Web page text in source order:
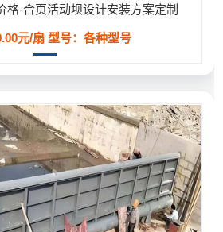
格-合页活动坝设计安装方案定制
元/扇 型号：各种型号